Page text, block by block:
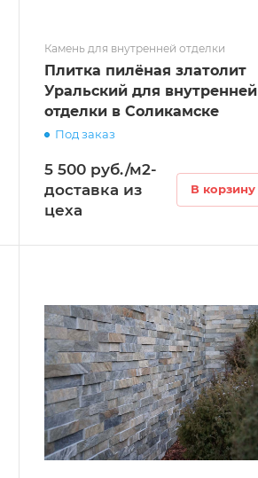
Камень для внутренней отделки
Плитка пилёная златолит
Уральский для внутренней
отделки в Соликамске
Под заказ
5 500 руб./м2-
доставка из
цеха
В корзину